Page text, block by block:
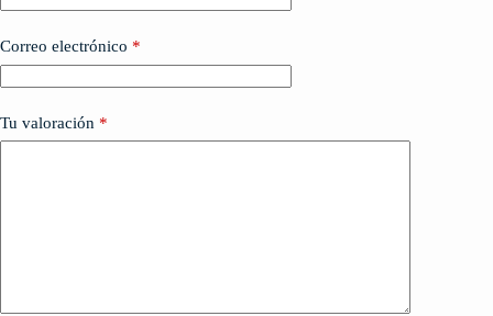
Correo electrónico *
Tu valoración *